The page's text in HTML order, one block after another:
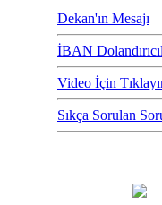
Dekan'ın Mesajı
İBAN
Video İçin
Sıkça Sorulan